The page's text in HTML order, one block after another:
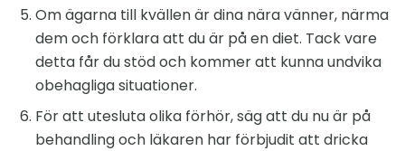
Om ägarna till kvällen är dina nära vänner, närma
dem och förklara att du är på en diet. Tack vare
detta får du stöd och kommer att kunna undvika
obehagliga situationer.
För att utesluta olika förhör, säg att du nu är på
behandling och läkaren har förbjudit att dricka